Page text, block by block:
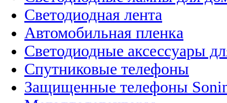
Светодиодная лента
Автомобильная пленка
Светодиодные аксессуары
Спутниковые телефоны
Защищенные телефоны